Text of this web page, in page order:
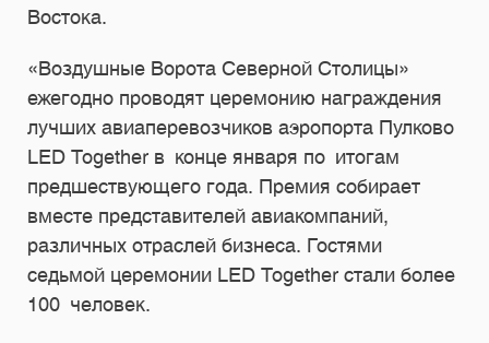
Востока.
«Воздушные Ворота Северной Столицы»
ежегодно проводят церемонию награждения
лучших авиаперевозчиков аэропорта Пулково
LED Together в конце января по итогам
предшествующего года. Премия собирает
вместе представителей авиакомпаний,
различных отраслей бизнеса. Гостями
седьмой церемонии LED Together стали более
100 человек.